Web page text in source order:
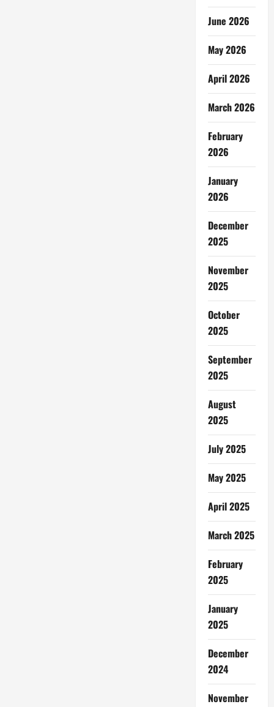
June 2026
May 2026
April 2026
March 2026
February
2026
January
2026
December
2025
November
2025
October
2025
September
2025
August
2025
July 2025
May 2025
April 2025
March 2025
February
2025
January
2025
December
2024
November